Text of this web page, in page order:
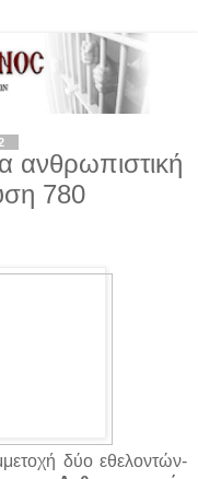
780
δύο εθελοντών-